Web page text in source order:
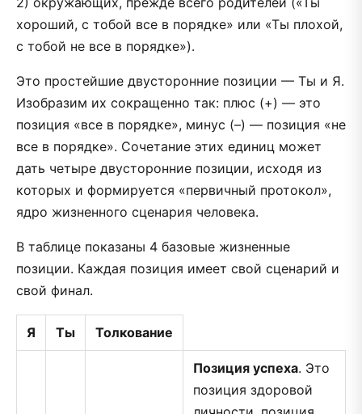
хороший, с тобой все в порядке» или «Ты плохой,
с тобой не все в порядке»).
Это простейшие двусторонние позиции — Ты и Я.
Изобразим их сокращенно так: плюс (+) — это
позиция «все в порядке», минус (–) — позиция «не
все в порядке». Сочетание этих единиц может
дать четыре двусторонние позиции, исходя из
которых и формируется «первичный протокол»,
ядро жизненного сценария человека.
В таблице показаны 4 базовые жизненные
позиции. Каждая позиция имеет свой сценарий и
свой финал.
Я Ты Толкование
Позиция успеха. Это
позиция здоровой